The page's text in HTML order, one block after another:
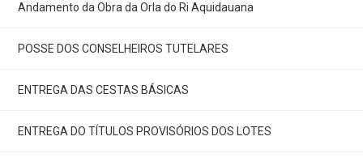
Andamento da Obra da Orla do Ri Aquidauana
POSSE DOS CONSELHEIROS TUTELARES
ENTREGA DAS CESTAS BÁSICAS
ENTREGA DO TÍTULOS PROVISÓRIOS DOS LOTES